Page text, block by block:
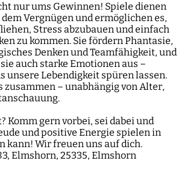
nur ums Gewinnen! Spiele dienen
Vergnügen und ermöglichen es,
Stress abzubauen und einfach
zu kommen. Sie fördern Phantasie,
Denken und Teamfähigkeit, und
auch starke Emotionen aus –
unsere Lebendigkeit spüren lassen.
zusammen – unabhängig von Alter,
Komm gern vorbei, sei dabei und
und positive Energie spielen in
kann! Wir freuen uns auf dich.
Elmshorn, 25335, Elmshorn